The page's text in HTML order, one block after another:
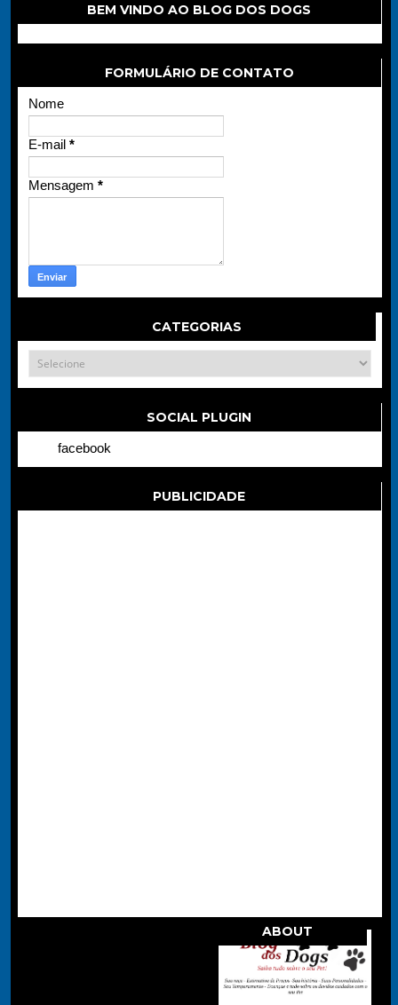
BEM VINDO AO BLOG DOS DOGS
FORMULÁRIO DE CONTATO
Nome
E-mail *
Mensagem *
CATEGORIAS
SOCIAL PLUGIN
facebook
PUBLICIDADE
ABOUT